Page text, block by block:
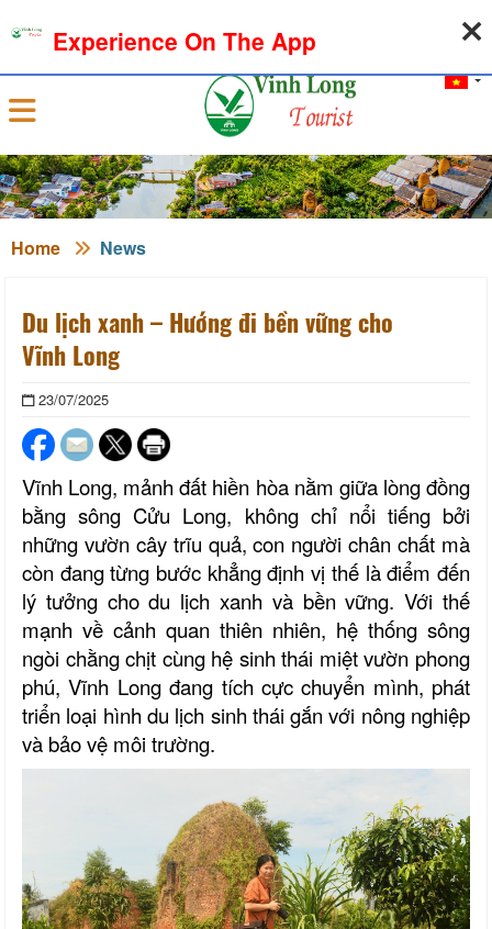
Sign in
Home News
Du lịch xanh – Hướng đi bền vững cho
Vĩnh Long
23/07/2025
Vĩnh Long, mảnh đất hiền hòa nằm giữa lòng đồng
bằng sông Cửu Long, không chỉ nổi tiếng bởi
những vườn cây trĩu quả, con người chân chất mà
còn đang từng bước khẳng định vị thế là điểm đến
lý tưởng cho du lịch xanh và bền vững. Với thế
mạnh về cảnh quan thiên nhiên, hệ thống sông
ngòi chằng chịt cùng hệ sinh thái miệt vườn phong
phú, Vĩnh Long đang tích cực chuyển mình, phát
triển loại hình du lịch sinh thái gắn với nông nghiệp
và bảo vệ môi trường.
Experience On The App